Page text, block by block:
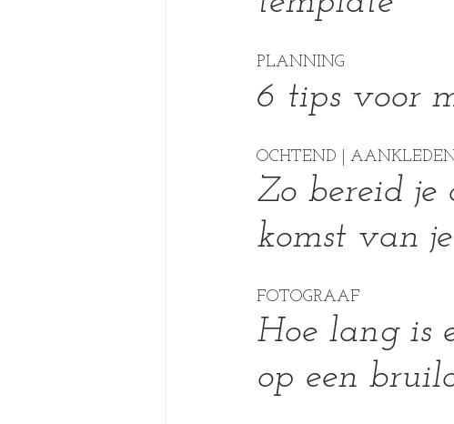
PLANNING
6 tips voor
OCHTEND | AANKLEDEN
Zo bereid je
komst van
FOTOGRAAF
Hoe lang is
op een